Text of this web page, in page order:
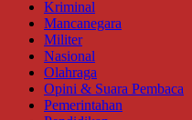
Kriminal
Mancanegara
Militer
Nasional
Olahraga
Opini & Suara Pembaca
Pemerintahan